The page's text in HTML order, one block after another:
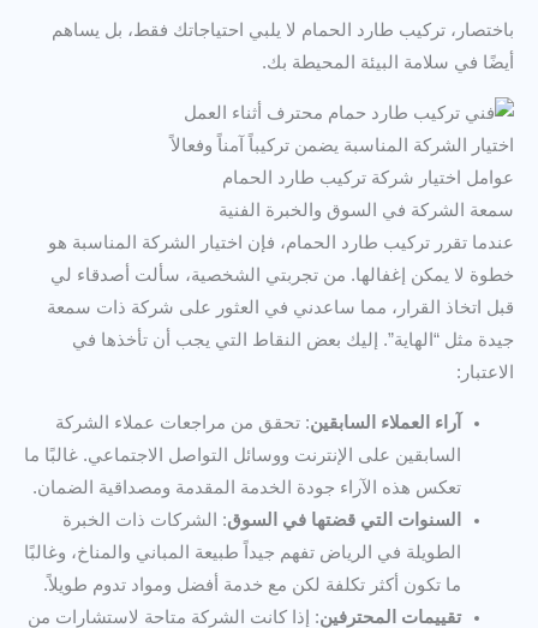
باختصار، تركيب طارد الحمام لا يلبي احتياجاتك فقط، بل يساهم
أيضًا في سلامة البيئة المحيطة بك.
اختيار الشركة المناسبة يضمن تركيباً آمناً وفعالاً
عوامل اختيار شركة تركيب طارد الحمام
سمعة الشركة في السوق والخبرة الفنية
عندما تقرر تركيب طارد الحمام، فإن اختيار الشركة المناسبة هو
خطوة لا يمكن إغفالها. من تجربتي الشخصية، سألت أصدقاء لي
قبل اتخاذ القرار، مما ساعدني في العثور على شركة ذات سمعة
جيدة مثل “الهاية”. إليك بعض النقاط التي يجب أن تأخذها في
الاعتبار:
آراء العملاء السابقين: تحقق من مراجعات عملاء الشركة
السابقين على الإنترنت ووسائل التواصل الاجتماعي. غالبًا ما
تعكس هذه الآراء جودة الخدمة المقدمة ومصداقية الضمان.
السنوات التي قضتها في السوق: الشركات ذات الخبرة
الطويلة في الرياض تفهم جيداً طبيعة المباني والمناخ، وغالبًا
ما تكون أكثر تكلفة لكن مع خدمة أفضل ومواد تدوم طويلاً.
تقييمات المحترفين: إذا كانت الشركة متاحة لاستشارات من